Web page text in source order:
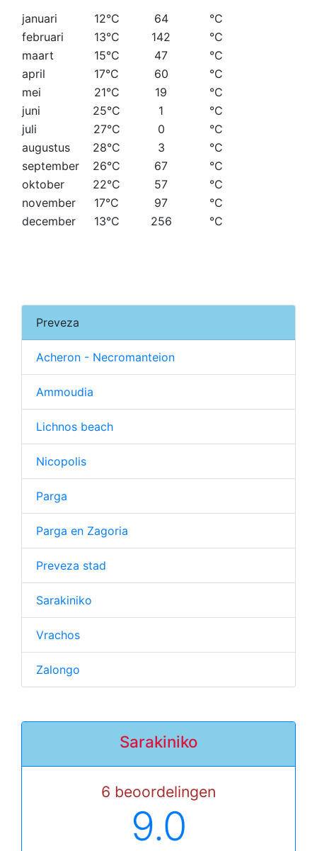
januari 12°C 64
°C
februari
13°C 142
°C
maart
15°C 47
°C
april
17°C 60
°C
mei
21°C 19
°C
juni
25°C 1
°C
juli
27°C 0
°C
augustus
28°C 3
°C
september
26°C 67
°C
oktober
22°C 57
°C
november
17°C 97
°C
december
13°C 256 °C
Preveza
Acheron - Necromanteion
Ammoudia
Lichnos beach
Nicopolis
Parga
Parga en Zagoria
Preveza stad
Sarakiniko
Vrachos
Zalongo
Sarakiniko
6 beoordelingen
9.0